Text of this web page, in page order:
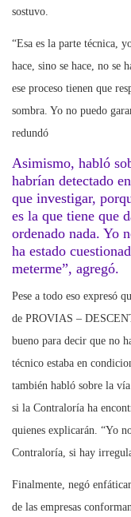
sostuvo.
“Esa es la parte técnica,
hace, sino se hace, no se
ese proceso tienen que
sombra. Yo no puedo
redundó
Asimismo, habló
habrían detectado
que investigar,
es la que tiene que
ordenado nada. Yo
ha estado
meterme”, agregó.
Pese a todo eso expresó
de PROVIAS –
bueno para decir que no
técnico estaba en
también habló sobre la
si la Contraloría ha
quienes explicarán. “Yo
Contraloría, si hay
Finalmente, negó
de las empresas